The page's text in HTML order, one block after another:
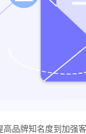
品牌知名度到加强